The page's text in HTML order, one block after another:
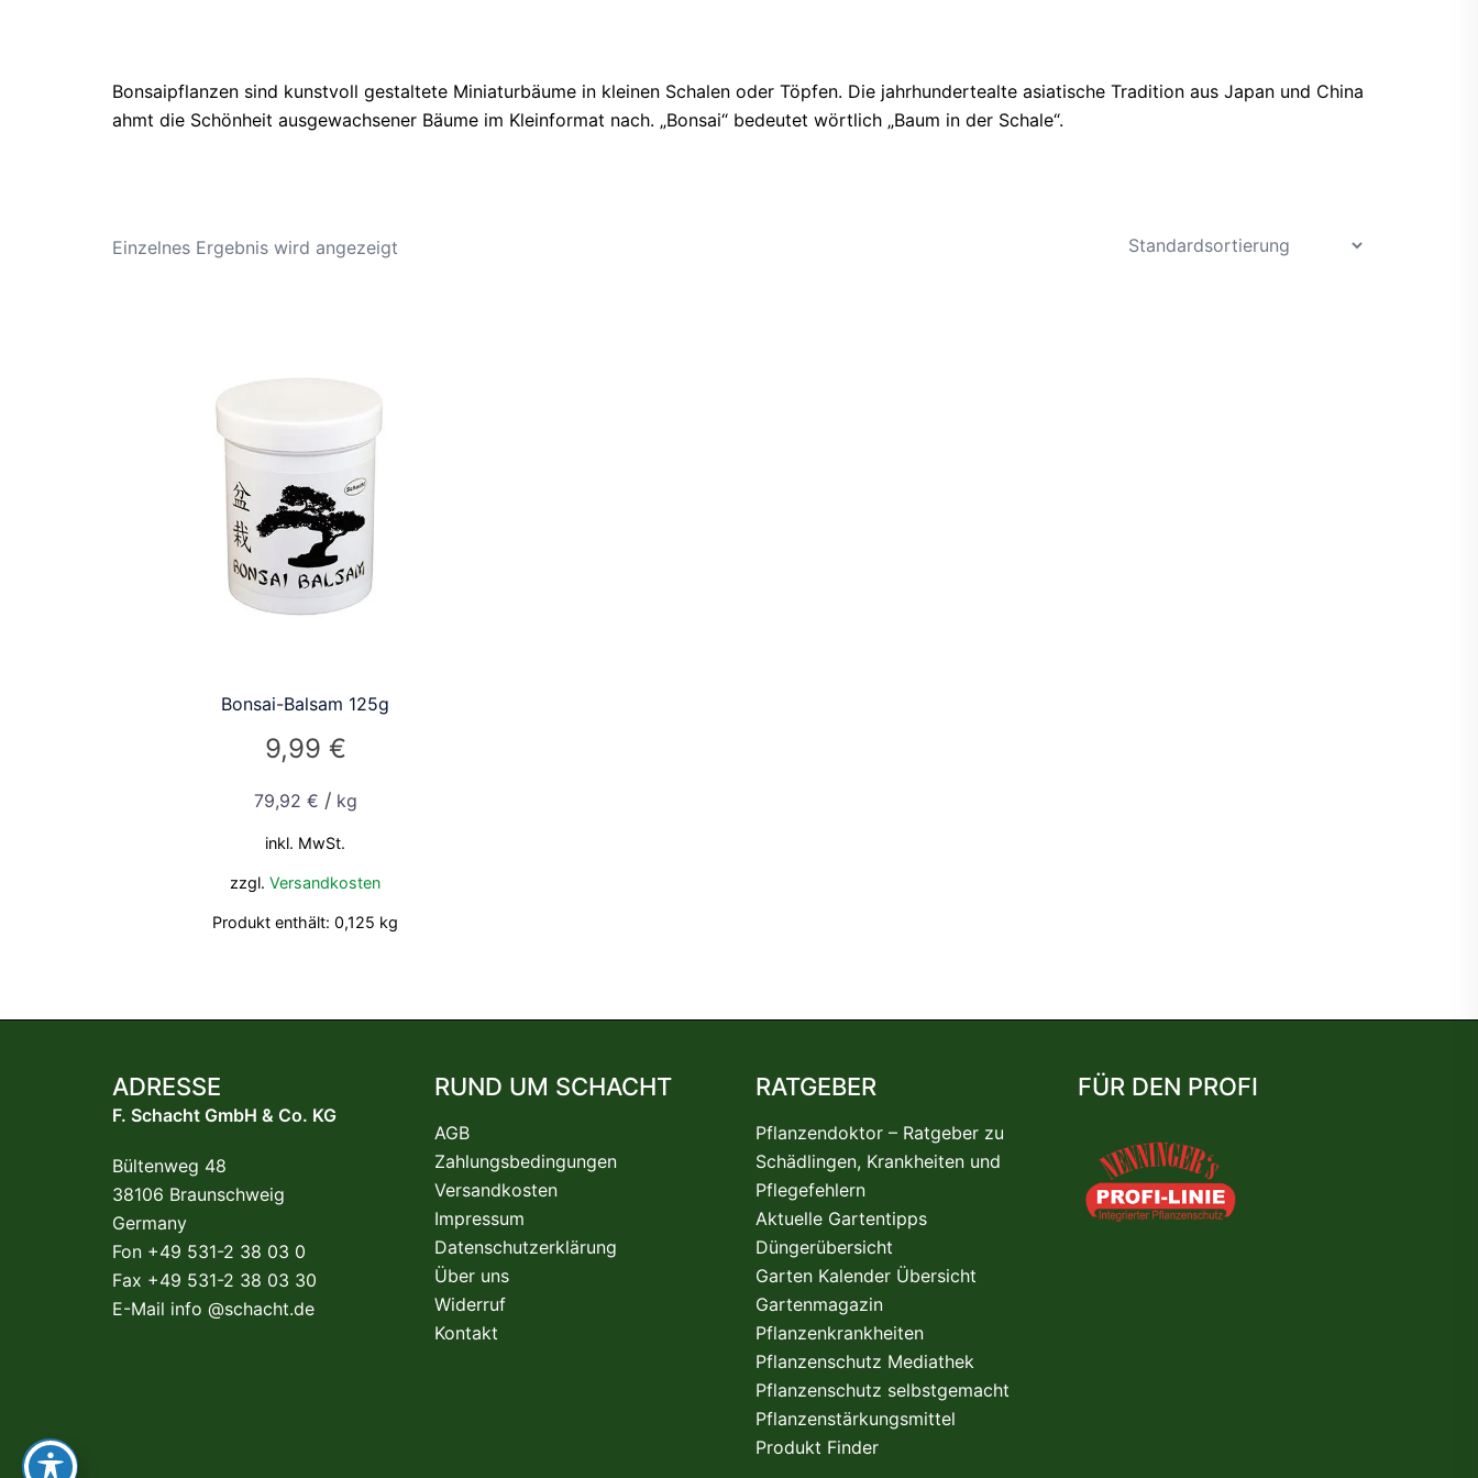
Bonsaipflanzen sind kunstvoll gestaltete Miniaturbäume in kleinen Schalen oder Töpfen. Die jahrhundertealte asiatische Tradition aus Japan und China
ahmt die Schönheit ausgewachsener Bäume im Kleinformat nach. „Bonsai“ bedeutet wörtlich „Baum in der Schale“.
Einzelnes Ergebnis wird angezeigt
Bonsai-Balsam 125g
9,99 €
79,92 € / kg
inkl. MwSt.
zzgl.Versandkosten
Produkt enthält: 0,125 kg
ADRESSE
F. Schacht GmbH & Co. KG
Bültenweg 48
38106 Braunschweig
Germany
Fon +49 531-2 38 03 0
Fax +49 531-2 38 03 30
E-Mail info @schacht.de
RUND UM SCHACHT
AGB
Zahlungsbedingungen
Versandkosten
Impressum
Datenschutzerklärung
Über uns
Widerruf
Kontakt
RATGEBER
Pflanzendoktor – Ratgeber zu
Schädlingen, Krankheiten und
Pflegefehlern
Aktuelle Gartentipps
Düngerübersicht
Garten Kalender Übersicht
Gartenmagazin
Pflanzenkrankheiten
Pflanzenschutz Mediathek
Pflanzenschutz selbstgemacht
Pflanzenstärkungsmittel
Produkt Finder
FÜR DEN PROFI